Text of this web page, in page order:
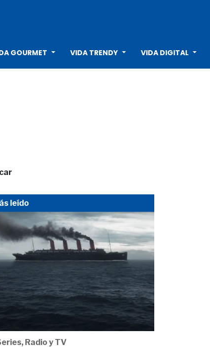
GOURMET VIDA TRENDY VIDA DIGITAL
leído
Radio y TV